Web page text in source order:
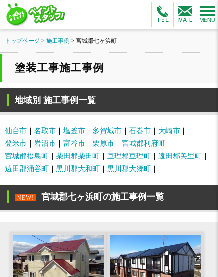
トップページ > 施工事例 > 宮城郡七ヶ浜町
塗装工事施工事例
地域別 施工事例一覧
仙台市 名取市 塩釜市 多賀城市 石巻市
大崎市
登米市
岩沼市 富谷市 栗原市
宮城郡利府町
宮城郡松島町
柴田郡柴田町 亘理郡亘理町
遠田郡美里町
遠田郡涌谷町
黒川郡大和町 黒川郡大郷町
NEW! 宮城郡七ヶ浜町の施工事例一覧